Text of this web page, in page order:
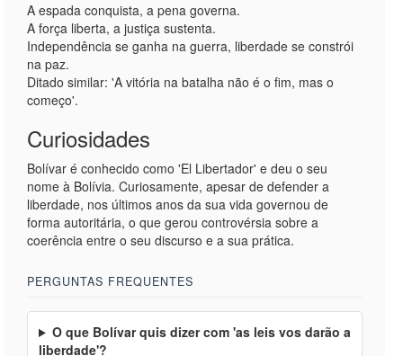
A espada conquista, a pena governa.
A força liberta, a justiça sustenta.
Independência se ganha na guerra, liberdade se constrói
na paz.
Ditado similar: 'A vitória na batalha não é o fim, mas o
começo'.
Curiosidades
Bolívar é conhecido como 'El Libertador' e deu o seu
nome à Bolívia. Curiosamente, apesar de defender a
liberdade, nos últimos anos da sua vida governou de
forma autoritária, o que gerou controvérsia sobre a
coerência entre o seu discurso e a sua prática.
PERGUNTAS FREQUENTES
O que Bolívar quis dizer com 'as leis vos darão a
liberdade'?